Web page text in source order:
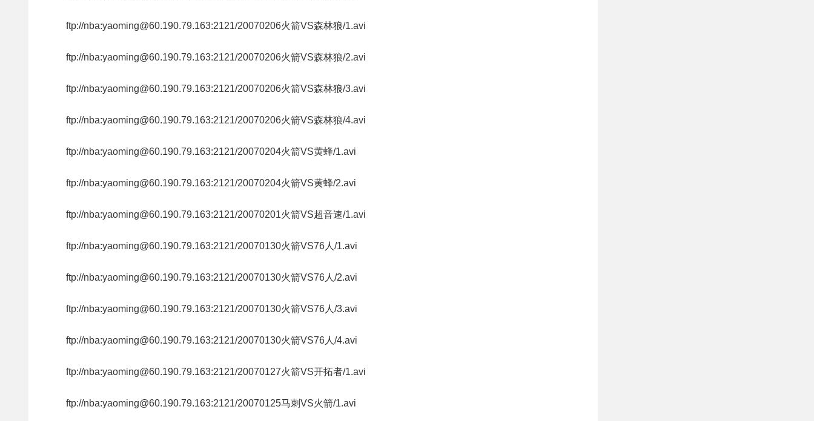
ftp://nba:yaoming@60.190.79.163:2121/20070206火箭VS森林狼/1.avi
ftp://nba:yaoming@60.190.79.163:2121/20070206火箭VS森林狼/2.avi
ftp://nba:yaoming@60.190.79.163:2121/20070206火箭VS森林狼/3.avi
ftp://nba:yaoming@60.190.79.163:2121/20070206火箭VS森林狼/4.avi
ftp://nba:yaoming@60.190.79.163:2121/20070204火箭VS黄蜂/1.avi
ftp://nba:yaoming@60.190.79.163:2121/20070204火箭VS黄蜂/2.avi
ftp://nba:yaoming@60.190.79.163:2121/20070201火箭VS超音速/1.avi
ftp://nba:yaoming@60.190.79.163:2121/20070130火箭VS76人/1.avi
ftp://nba:yaoming@60.190.79.163:2121/20070130火箭VS76人/2.avi
ftp://nba:yaoming@60.190.79.163:2121/20070130火箭VS76人/3.avi
ftp://nba:yaoming@60.190.79.163:2121/20070130火箭VS76人/4.avi
ftp://nba:yaoming@60.190.79.163:2121/20070127火箭VS开拓者/1.avi
ftp://nba:yaoming@60.190.79.163:2121/20070125马刺VS火箭/1.avi